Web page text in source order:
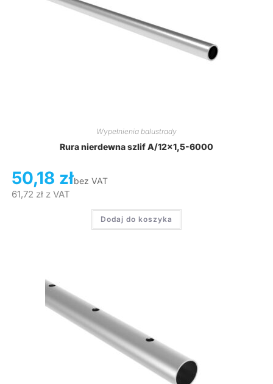
Wypełnienia balustrady
Rura nierdewna szlif A/12×1,5-6000
50,18 złbez VAT
61,72 złz VAT
Dodaj do koszyka